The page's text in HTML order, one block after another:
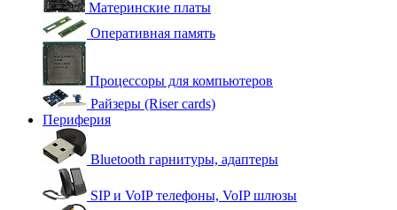
Материнские платы
Оперативная память
Процессоры для компьютеров
Райзеры (Riser cards)
Периферия
Bluetooth гарнитуры, адаптеры
SIP и VoIP телефоны, VoIP шлюзы